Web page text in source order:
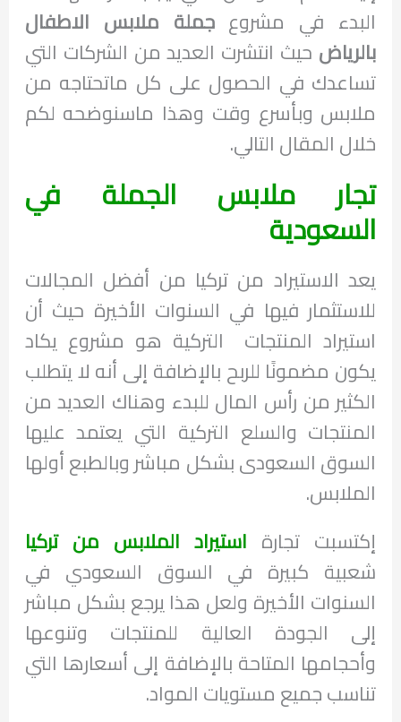
البدء في مشروع جملة ملابس الاطفال
بالرياض حيث انتشرت العديد من الشركات التي
تساعدك في الحصول على كل ماتحتاجه من
ملابس وبأسرع وقت وهذا ماسنوضحه لكم
خلال المقال التالي.
تجار ملابس الجملة في
السعودية
يعد الاستيراد من تركيا من أفضل المجالات
للاستثمار فيها في السنوات الأخيرة حيث أن
استيراد المنتجات التركية هو مشروع يكاد
يكون مضمونًا للربح بالإضافة إلى أنه لا يتطلب
الكثير من رأس المال للبدء وهناك العديد من
المنتجات والسلع التركية التي يعتمد عليها
السوق السعودى بشكل مباشر وبالطبع أولها
الملابس.
إكتسبت تجارة استيراد الملابس من تركيا
شعبية كبيرة في السوق السعودي في
السنوات الأخيرة ولعل هذا يرجع بشكل مباشر
إلى الجودة العالية للمنتجات وتنوعها
وأحجامها المتاحة بالإضافة إلى أسعارها التي
تناسب جميع مستويات المواد.